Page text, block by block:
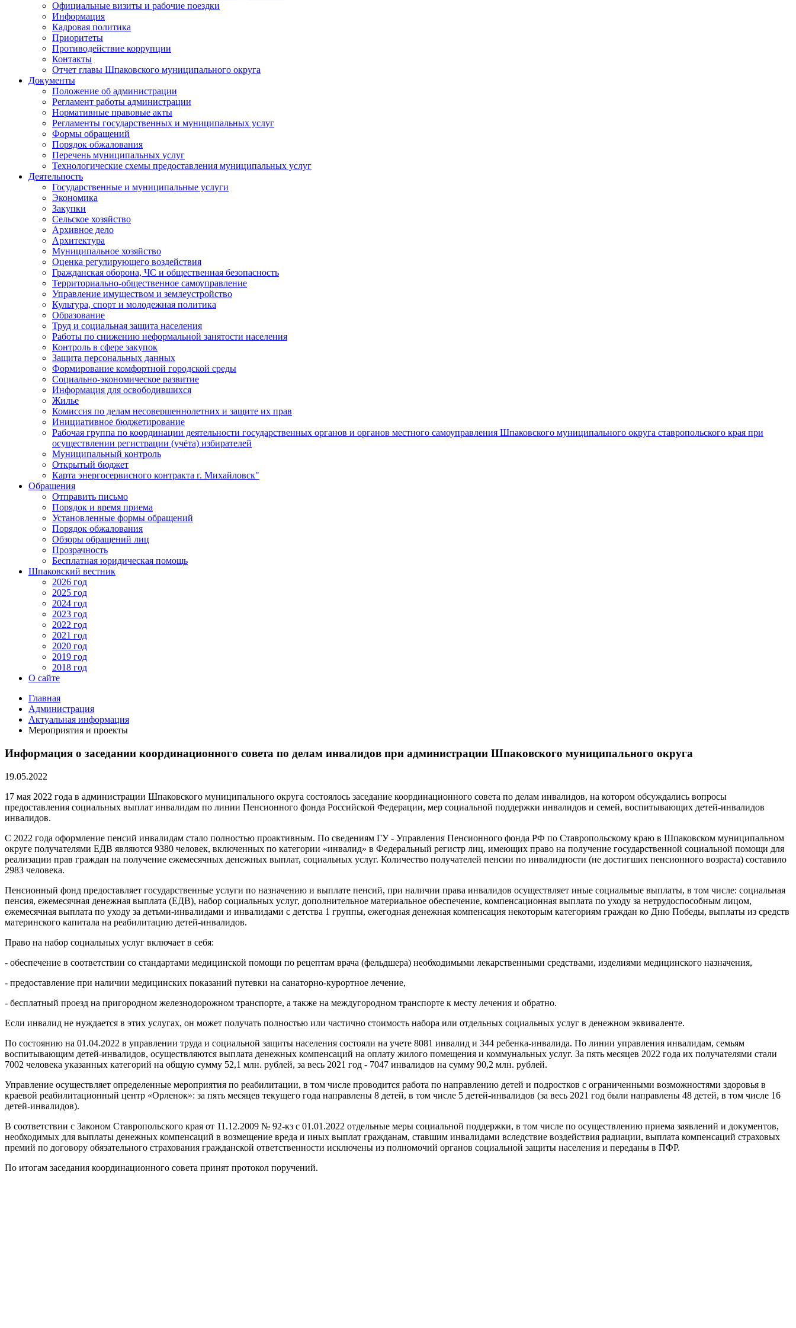
Официальные визиты и рабочие поездки
Информация
Кадровая политика
Приоритеты
Противодействие коррупции
Контакты
Отчет главы Шпаковского муниципального округа
Документы
Положение об администрации
Регламент работы администрации
Нормативные правовые акты
Регламенты государственных и муниципальных услуг
Формы обращений
Порядок обжалования
Перечень муниципальных услуг
Технологические схемы предоставления муниципальных услуг
Деятельность
Государственные и муниципальные услуги
Экономика
Закупки
Сельское хозяйство
Архивное дело
Архитектура
Муниципальное хозяйство
Оценка регулирующего воздействия
Гражданская оборона, ЧС и общественная безопасность
Территориально-общественное самоуправление
Управление имуществом и землеустройство
Культура, спорт и молодежная политика
Образование
Труд и социальная защита населения
Работы по снижению неформальной занятости населения
Контроль в сфере закупок
Защита персональных данных
Формирование комфортной городской среды
Социально-экономическое развитие
Информация для освободившихся
Жилье
Комиссия по делам несовершеннолетних и защите их прав
Инициативное бюджетирование
Рабочая группа по координации деятельности государственных органов и органов местного самоуправления Шпаковского муниципального округа ставропольского края при
осуществлении регистрации (учёта) избирателей
Муниципальный контроль
Открытый бюджет
Карта энергосервисного контракта г. Михайловск"
Обращения
Отправить письмо
Порядок и время приема
Установленные формы обращений
Порядок обжалования
Обзоры обращений лиц
Прозрачность
Бесплатная юридическая помощь
Шпаковский вестник
2026 год
2025 год
2024 год
2023 год
2022 год
2021 год
2020 год
2019 год
2018 год
О сайте
Главная
Администрация
Актуальная информация
Мероприятия и проекты
Информация о заседании координационного совета по делам инвалидов при администрации Шпаковского муниципального округа
19.05.2022
17 мая 2022 года в администрации Шпаковского муниципального округа состоялось заседание координационного совета по делам инвалидов, на котором обсуждались вопросы
предоставления социальных выплат инвалидам по линии Пенсионного фонда Российской Федерации, мер социальной поддержки инвалидов и семей, воспитывающих детей-инвалидов
инвалидов.
С 2022 года оформление пенсий инвалидам стало полностью проактивным. По сведениям ГУ - Управления Пенсионного фонда РФ по Ставропольскому краю в Шпаковском муниципальном
округе получателями ЕДВ являются 9380 человек, включенных по категории «инвалид» в Федеральный регистр лиц, имеющих право на получение государственной социальной помощи для
реализации прав граждан на получение ежемесячных денежных выплат, социальных услуг. Количество получателей пенсии по инвалидности (не достигших пенсионного возраста) составило
2983 человека.
Пенсионный фонд предоставляет государственные услуги по назначению и выплате пенсий, при наличии права инвалидов осуществляет иные социальные выплаты, в том числе: социальная
пенсия, ежемесячная денежная выплата (ЕДВ), набор социальных услуг, дополнительное материальное обеспечение, компенсационная выплата по уходу за нетрудоспособным лицом,
ежемесячная выплата по уходу за детьми-инвалидами и инвалидами с детства 1 группы, ежегодная денежная компенсация некоторым категориям граждан ко Дню Победы, выплаты из средств
материнского капитала на реабилитацию детей-инвалидов.
Право на набор социальных услуг включает в себя:
- обеспечение в соответствии со стандартами медицинской помощи по рецептам врача (фельдшера) необходимыми лекарственными средствами, изделиями медицинского назначения,
- предоставление при наличии медицинских показаний путевки на санаторно-курортное лечение,
- бесплатный проезд на пригородном железнодорожном транспорте, а также на междугородном транспорте к месту лечения и обратно.
Если инвалид не нуждается в этих услугах, он может получать полностью или частично стоимость набора или отдельных социальных услуг в денежном эквиваленте.
По состоянию на 01.04.2022 в управлении труда и социальной защиты населения состояли на учете 8081 инвалид и 344 ребенка-инвалида. По линии управления инвалидам, семьям
воспитывающим детей-инвалидов, осуществляются выплата денежных компенсаций на оплату жилого помещения и коммунальных услуг. За пять месяцев 2022 года их получателями стали
7002 человека указанных категорий на общую сумму 52,1 млн. рублей, за весь 2021 год - 7047 инвалидов на сумму 90,2 млн. рублей.
Управление осуществляет определенные мероприятия по реабилитации, в том числе проводится работа по направлению детей и подростков с ограниченными возможностями здоровья в
краевой реабилитационный центр «Орленок»: за пять месяцев текущего года направлены 8 детей, в том числе 5 детей-инвалидов (за весь 2021 год были направлены 48 детей, в том числе 16
детей-инвалидов).
В соответствии с Законом Ставропольского края от 11.12.2009 № 92-кз с 01.01.2022 отдельные меры социальной поддержки, в том числе по осуществлению приема заявлений и документов,
необходимых для выплаты денежных компенсаций в возмещение вреда и иных выплат гражданам, ставшим инвалидами вследствие воздействия радиации, выплата компенсаций страховых
премий по договору обязательного страхования гражданской ответственности исключены из полномочий органов социальной защиты населения и переданы в ПФР.
По итогам заседания координационного совета принят протокол поручений.